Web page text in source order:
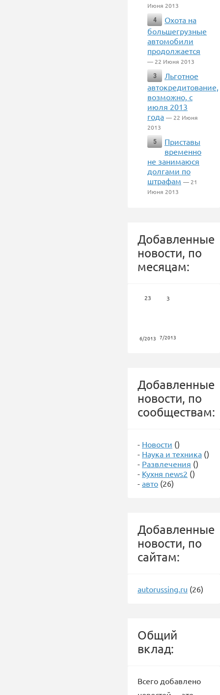
Июня 2013
4
Охота на
большегрузные
автомобили
продолжается
— 22 Июня 2013
3
Льготное
автокредитование,
возможно, с
июля 2013
года — 22 Июня
2013
5
Приставы
временно
не занимаюся
долгами по
штрафам — 21
Июня 2013
Добавленные
новости, по
месяцам:
23
6/2013
3
7/2013
Добавленные
новости, по
сообществам:
- Новости ()
- Наука и техника ()
- Развлечения ()
- Кухня news2 ()
- авто (26)
Добавленные
новости, по
сайтам:
autorussing.ru (26)
Общий
вклад:
Всего добавлено